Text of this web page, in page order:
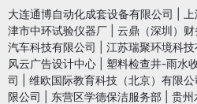
大连通博自动化成套设备有限公司
津市中环试验仪器厂
云鼎（深圳）
汽车科技有限公司
江苏瑞聚环境科技
风云广告设计中心
塑料检查井-雨水
司
维欧国际教育科技（北京）有限公
限公司
东营区学德保洁服务部 贵州